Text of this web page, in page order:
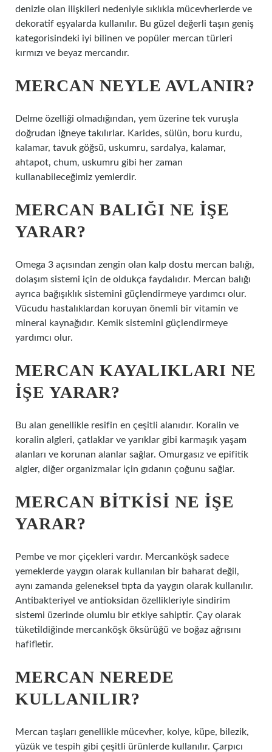
denizle olan ilişkileri nedeniyle sıklıkla mücevherlerde ve
dekoratif eşyalarda kullanılır. Bu güzel değerli taşın geniş
kategorisindeki iyi bilinen ve popüler mercan türleri
kırmızı ve beyaz mercandır.
MERCAN NEYLE AVLANIR?
Delme özelliği olmadığından, yem üzerine tek vuruşla
doğrudan iğneye takılırlar. Karides, sülün, boru kurdu,
kalamar, tavuk göğsü, uskumru, sardalya, kalamar,
ahtapot, chum, uskumru gibi her zaman
kullanabileceğimiz yemlerdir.
MERCAN BALIĞI NE IŞE
YARAR?
Omega 3 açısından zengin olan kalp dostu mercan balığı,
dolaşım sistemi için de oldukça faydalıdır. Mercan balığı
ayrıca bağışıklık sistemini güçlendirmeye yardımcı olur.
Vücudu hastalıklardan koruyan önemli bir vitamin ve
mineral kaynağıdır. Kemik sistemini güçlendirmeye
yardımcı olur.
MERCAN KAYALIKLARI NE
IŞE YARAR?
Bu alan genellikle resifin en çeşitli alanıdır. Koralin ve
koralin algleri, çatlaklar ve yarıklar gibi karmaşık yaşam
alanları ve korunan alanlar sağlar. Omurgasız ve epifitik
algler, diğer organizmalar için gıdanın çoğunu sağlar.
MERCAN BITKISI NE IŞE
YARAR?
Pembe ve mor çiçekleri vardır. Mercanköşk sadece
yemeklerde yaygın olarak kullanılan bir baharat değil,
aynı zamanda geleneksel tıpta da yaygın olarak kullanılır.
Antibakteriyel ve antioksidan özellikleriyle sindirim
sistemi üzerinde olumlu bir etkiye sahiptir. Çay olarak
tüketildiğinde mercanköşk öksürüğü ve boğaz ağrısını
hafifletir.
MERCAN NEREDE
KULLANILIR?
Mercan taşları genellikle mücevher, kolye, küpe, bilezik,
yüzük ve tespih gibi çeşitli ürünlerde kullanılır. Çarpıcı